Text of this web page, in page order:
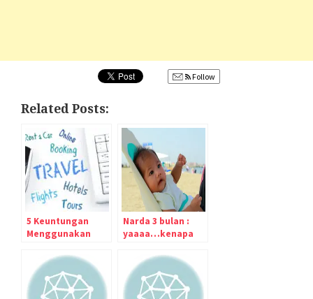
Follow
Related Posts:
5 Keuntungan
Menggunakan
Narda 3 bulan :
yaaaa…kenapa
jadi seret :(